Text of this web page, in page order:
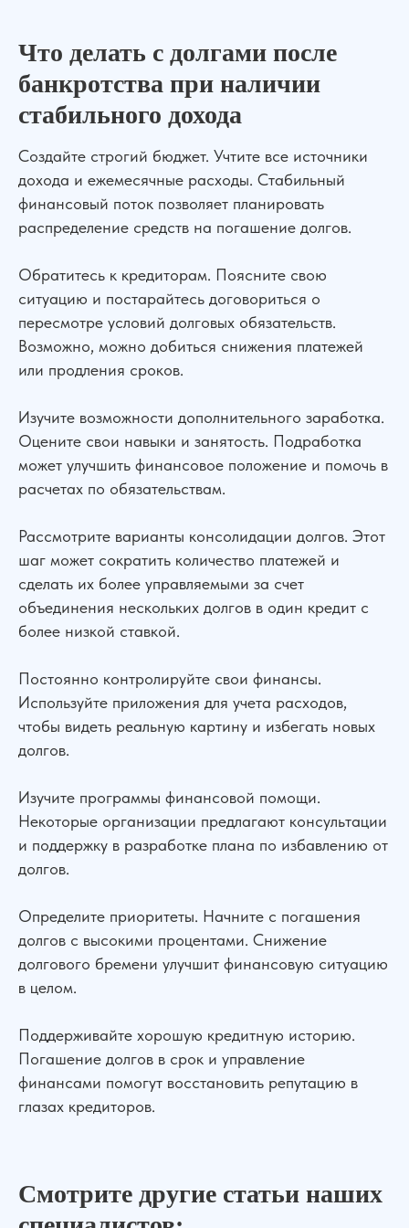
Бесплатная консультация
Что делать с долгами после
банкротства при наличии
стабильного дохода
Создайте строгий бюджет. Учтите все источники
дохода и ежемесячные расходы. Стабильный
финансовый поток позволяет планировать
распределение средств на погашение долгов.
Обратитесь к кредиторам. Поясните свою
ситуацию и постарайтесь договориться о
пересмотре условий долговых обязательств.
Возможно, можно добиться снижения платежей
или продления сроков.
Изучите возможности дополнительного заработка.
Оцените свои навыки и занятость. Подработка
может улучшить финансовое положение и помочь в
расчетах по обязательствам.
Рассмотрите варианты консолидации долгов. Этот
шаг может сократить количество платежей и
сделать их более управляемыми за счет
объединения нескольких долгов в один кредит с
более низкой ставкой.
Постоянно контролируйте свои финансы.
Используйте приложения для учета расходов,
чтобы видеть реальную картину и избегать новых
долгов.
Изучите программы финансовой помощи.
Некоторые организации предлагают консультации
и поддержку в разработке плана по избавлению от
долгов.
Определите приоритеты. Начните с погашения
долгов с высокими процентами. Снижение
долгового бремени улучшит финансовую ситуацию
в целом.
Поддерживайте хорошую кредитную историю.
Погашение долгов в срок и управление
финансами помогут восстановить репутацию в
глазах кредиторов.
Смотрите другие статьи наших
НАШИ ОФИСЫ
+7 (961) 304-06-60
О компании
Прайс лист
Специалисты
Наши дела
г. Ростов-на-Дону, ул. Красноармейская 141/128
Семейные дела
Экспертизы
Блог
Показать все офисы
г. Краснодар, ул. Северная, 476
Вакансии